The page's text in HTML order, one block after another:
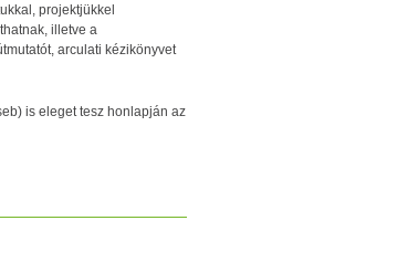
projektjükkel
illetve a
arculati kézikönyvet
is eleget tesz honlapján az